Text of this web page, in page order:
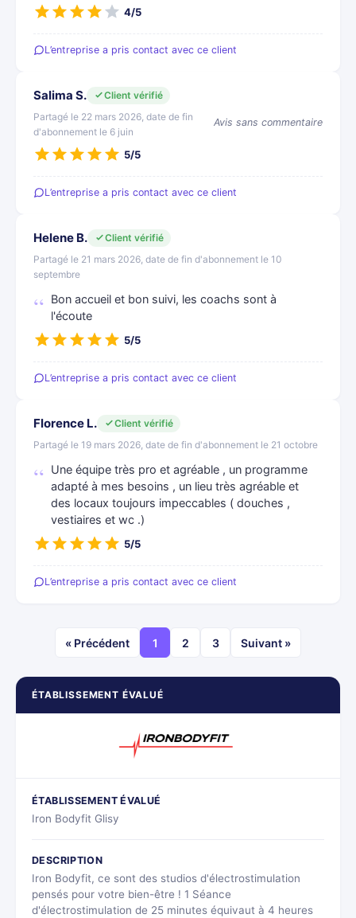
ÉTABLISSEMENT ÉVALUÉ
ÉTABLISSEMENT ÉVALUÉ
Iron Bodyfit Glisy
DESCRIPTION
Iron Bodyfit, ce sont des studios d'électrostimulation
pensés pour votre bien-être ! 1 Séance
d'électrostimulation de 25 minutes équivaut à 4 heures
4/5
L’entreprise a pris contact avec ce client
Salima S.
Client vérifié
Partagé le 22 mars 2026, date de fin
d'abonnement le 6 juin
Avis sans commentaire
5/5
L’entreprise a pris contact avec ce client
Helene B.
Client vérifié
Partagé le 21 mars 2026, date de fin d'abonnement le 10
septembre
Bon accueil et bon suivi, les coachs sont à
l'écoute
5/5
L’entreprise a pris contact avec ce client
Florence L.
Client vérifié
Partagé le 19 mars 2026, date de fin d'abonnement le 21 octobre
Une équipe très pro et agréable , un programme
adapté à mes besoins , un lieu très agréable et
des locaux toujours impeccables ( douches ,
vestiaires et wc .)
5/5
L’entreprise a pris contact avec ce client
« Précédent 1 2 3 Suivant »